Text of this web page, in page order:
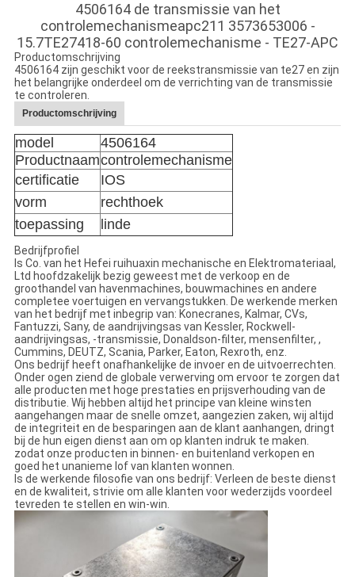
4506164 de transmissie van het
controlemechanismeapc211 3573653006 -
15.7TE27418-60 controlemechanisme - TE27-APC
Productomschrijving
4506164 zijn geschikt voor de reekstransmissie van te27 en zijn
het belangrijke onderdeel om de verrichting van de transmissie
te controleren.
Productomschrijving
model
4506164
Productnaamcontrolemechanisme
certificatie
IOS
vorm
rechthoek
toepassing
linde
Bedrijfprofiel
Is Co. van het Hefei ruihuaxin mechanische en Elektromateriaal,
Ltd hoofdzakelijk bezig geweest met de verkoop en de
groothandel van havenmachines, bouwmachines en andere
completee voertuigen en vervangstukken. De werkende merken
van het bedrijf met inbegrip van: Konecranes, Kalmar, CVs,
Fantuzzi, Sany, de aandrijvingsas van Kessler, Rockwell-
aandrijvingsas, -transmissie, Donaldson-filter, mensenfilter, ,
Cummins, DEUTZ, Scania, Parker, Eaton, Rexroth, enz.
Ons bedrijf heeft onafhankelijke de invoer en de uitvoerrechten.
Onder ogen ziend de globale verwerving om ervoor te zorgen dat
alle producten met hoge prestaties en prijsverhouding van de
distributie. Wij hebben altijd het principe van kleine winsten
aangehangen maar de snelle omzet, aangezien zaken, wij altijd
de integriteit en de besparingen aan de klant aanhangen, dringt
bij de hun eigen dienst aan om op klanten indruk te maken.
zodat onze producten in binnen- en buitenland verkopen en
goed het unanieme lof van klanten wonnen.
Is de werkende filosofie van ons bedrijf: Verleen de beste dienst
en de kwaliteit, strivie om alle klanten voor wederzijds voordeel
tevreden te stellen en win-win.